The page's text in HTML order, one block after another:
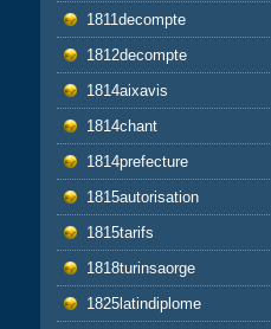
1811decompte
1812decompte
1814aixavis
1814chant
1814prefecture
1815autorisation
1815tarifs
1818turinsaorge
1825latindiplome